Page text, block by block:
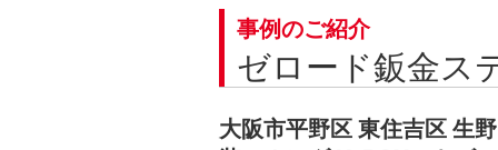
事例のご紹介
ゼロード鈑金ス
大阪市平野区 東住吉区 生